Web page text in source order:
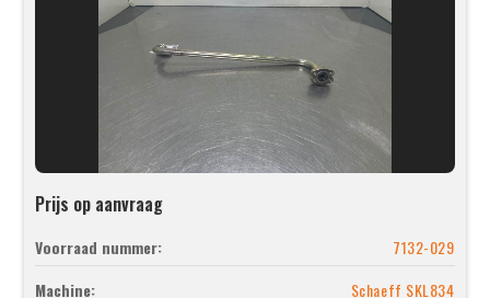
Prijs op aanvraag
Voorraad nummer:
7132-029
Machine:
Schaeff SKL834